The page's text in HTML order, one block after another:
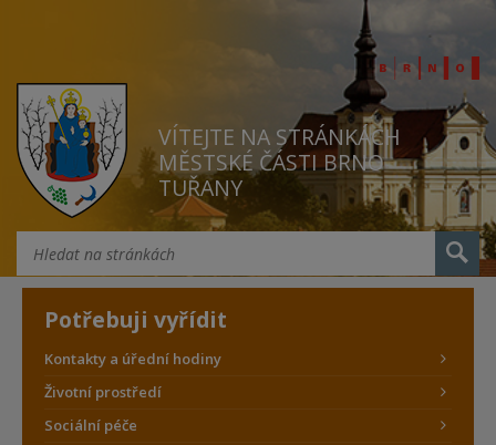
VÍTEJTE NA STRÁNKÁCH
MĚSTSKÉ ČÁSTI BRNO
TUŘANY
Potřebuji vyřídit
Kontakty a úřední hodiny
Životní prostředí
Sociální péče